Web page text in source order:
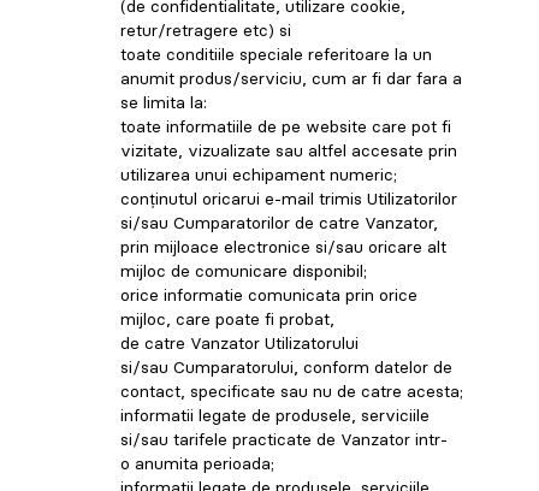
(de confidentialitate, utilizare cookie,
retur/retragere etc) si
toate conditiile speciale referitoare la un
anumit produs/serviciu, cum ar fi dar fara a
se limita la:
toate informatiile de pe website care pot fi
vizitate, vizualizate sau altfel accesate prin
utilizarea unui echipament numeric;
conținutul oricarui e-mail trimis Utilizatorilor
si/sau Cumparatorilor de catre Vanzator,
prin mijloace electronice si/sau oricare alt
mijloc de comunicare disponibil;
orice informatie comunicata prin orice
mijloc, care poate fi probat,
de catre Vanzator Utilizatorului
si/sau Cumparatorului, conform datelor de
contact, specificate sau nu de catre acesta;
informatii legate de produsele, serviciile
si/sau tarifele practicate de Vanzator intr-
o anumita perioada;